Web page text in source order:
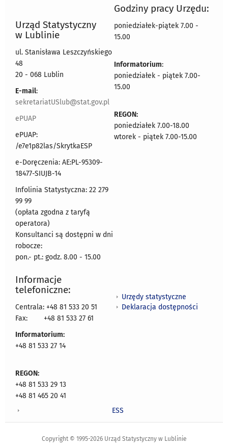
Urząd Statystyczny
w Lublinie
ul. Stanisława Leszczyńskiego
48
20 - 068 Lublin
E-mail:
sekretariatUSlub@stat.gov.pl
ePUAP
ePUAP:
/e7e1p82las/SkrytkaESP
e-Doręczenia: AE:PL-95309-
18477-SIUJB-14
Infolinia Statystyczna: 22 279
99 99
(opłata zgodna z taryfą
operatora)
Konsultanci są dostępni w dni
robocze:
pon.- pt.: godz. 8.00 - 15.00
Godziny pracy Urzędu:
poniedziałek-piątek 7.00 -
15.00
Informatorium:
poniedziałek - piątek 7.00-
15.00
REGON:
poniedziałek 7.00-18.00
wtorek - piątek 7.00-15.00
Informacje
telefoniczne:
Centrala: +48 81 533 20 51
Fax:
+48 81 533 27 61
Informatorium:
+48 81 533 27 14
REGON:
+48 81 533 29 13
+48 81 465 20 41
Urzędy statystyczne
Deklaracja dostępności
ESS
Copyright © 1995-2026 Urząd Statystyczny w Lublinie